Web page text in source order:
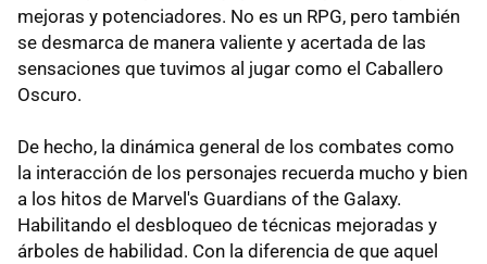
mejoras y potenciadores. No es un RPG, pero también
se desmarca de manera valiente y acertada de las
sensaciones que tuvimos al jugar como el Caballero
Oscuro.
De hecho, la dinámica general de los combates como
la interacción de los personajes recuerda mucho y bien
a los hitos de Marvel's Guardians of the Galaxy.
Habilitando el desbloqueo de técnicas mejoradas y
árboles de habilidad. Con la diferencia de que aquel